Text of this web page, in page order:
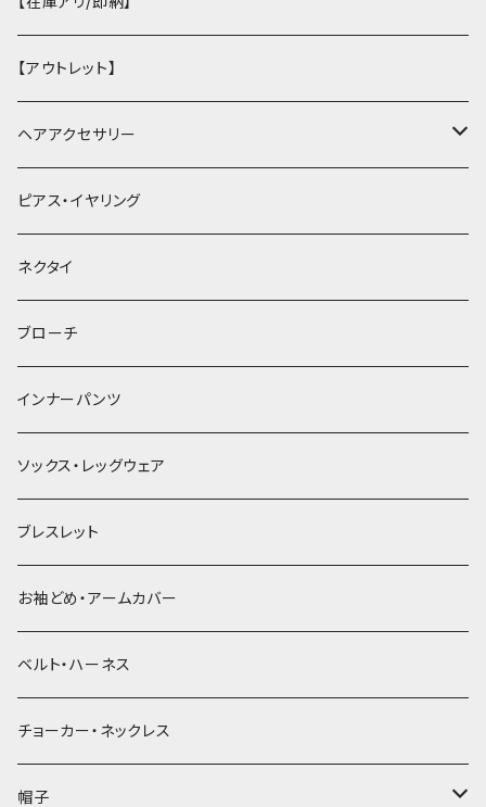
【アウトレット】
ヘアアクセサリー
ヘアクリップ
ヘッドドレス・カチューシャ
ヘアゴム
簪
ピアス・イヤリング
ネクタイ
ブローチ
インナーパンツ
ソックス・レッグウェア
ブレスレット
お袖どめ・アームカバー
ベルト・ハーネス
チョーカー・ネックレス
帽子